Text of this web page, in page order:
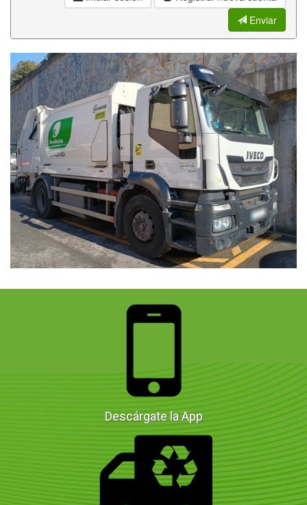
Enviar
Descárgate la App